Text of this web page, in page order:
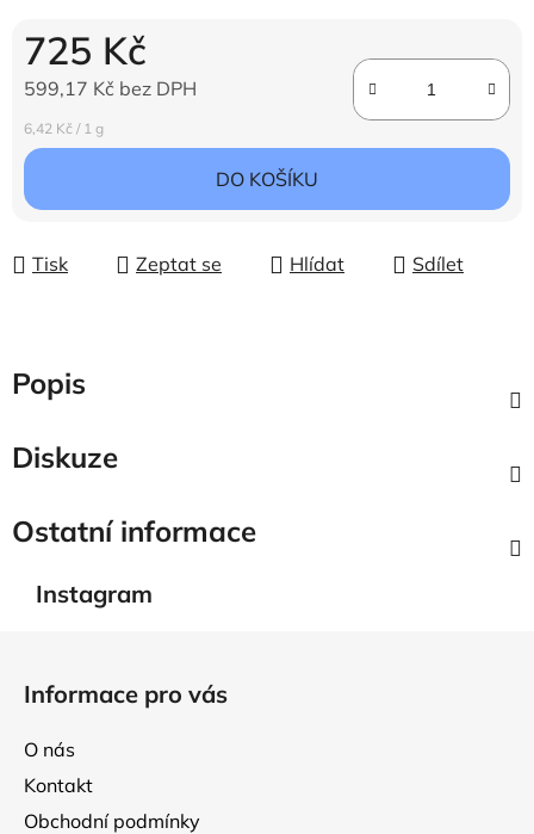
725 Kč
599,17 Kč bez DPH
Měrná cena:
6,42 Kč / 1 g
DO KOŠÍKU
Tisk Zeptat se Hlídat Sdílet
Popis
Diskuze
Ostatní informace
Instagram
Informace pro vás
O nás
Kontakt
Obchodní podmínky